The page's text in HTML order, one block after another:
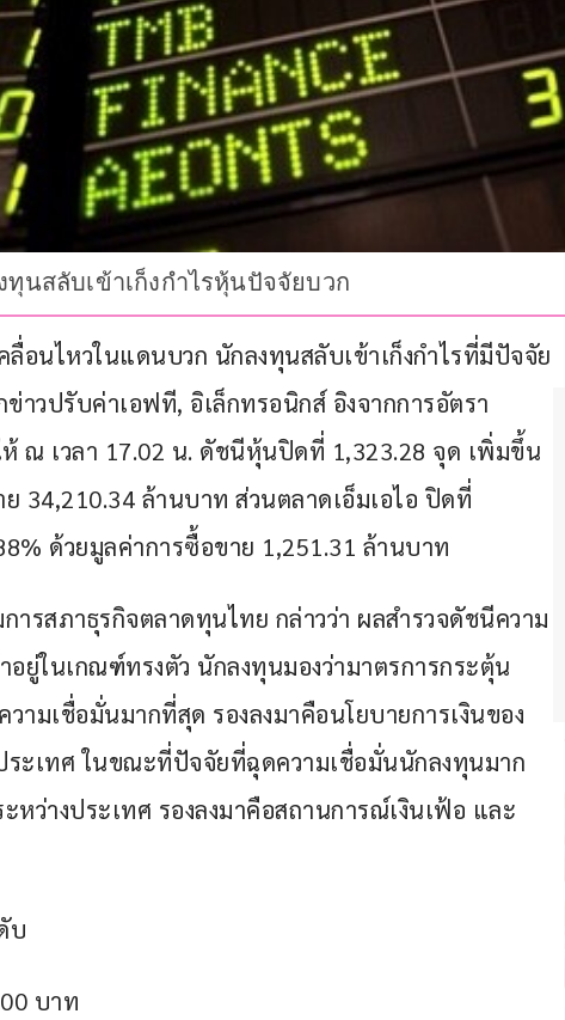
นสลับเข้าเก็งกำไรหุ้นปัจจัยบวก
อนไหวในแดนบวก นักลงทุนสลับเข้าเก็งกำไรที่มีปัจจัย
าวปรับค่าเอฟที, อิเล็กทรอนิกส์ อิงจากการอัตรา
ณ เวลา 17.02 น. ดัชนีหุ้นปิดที่ 1,323.28 จุด เพิ่มขึ้น
34,210.34 ล้านบาท ส่วนตลาดเอ็มเอไอ ปิดที่
ด้วยมูลค่าการซื้อขาย 1,251.31 ล้านบาท
รสภาธุรกิจตลาดทุนไทย กล่าวว่า ผลสำรวจดัชนีความ
ยู่ในเกณฑ์ทรงตัว นักลงทุนมองว่ามาตรการกระตุ้น
ามเชื่อมั่นมากที่สุด รองลงมาคือนโยบายการเงินของ
ะเทศ ในขณะที่ปัจจัยที่ฉุดความเชื่อมั่นนักลงทุนมาก
ว่างประเทศ รองลงมาคือสถานการณ์เงินเฟ้อ และ
บ
บาท